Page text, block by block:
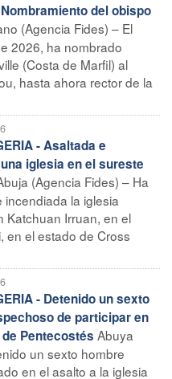
Nombramiento del obispo
(Agencia Fides) – El
2026, ha nombrado
(Costa de Marfil) al
hasta ahora rector de la
- Asaltada e
iglesia en el sureste
(Agencia Fides) – Ha
la iglesia
Katchuan Irruan, en el
en el estado de Cross
- Detenido un sexto
de participar en
Pentecostés Abuya
un sexto hombre
en el asalto a la iglesia